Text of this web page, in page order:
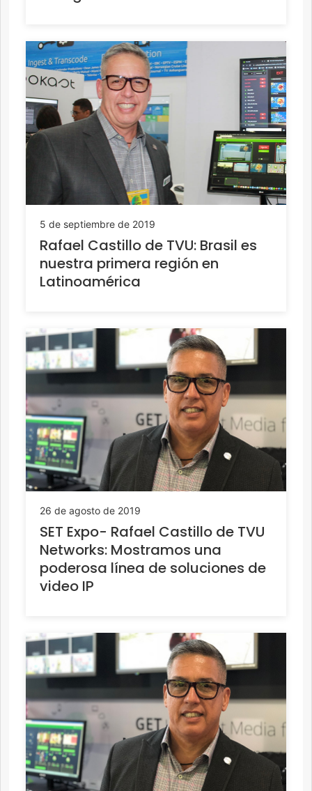
5 de septiembre de 2019
Rafael Castillo de TVU: Brasil es
nuestra primera región en
Latinoamérica
26 de agosto de 2019
SET Expo- Rafael Castillo de TVU
Networks: Mostramos una
poderosa línea de soluciones de
video IP